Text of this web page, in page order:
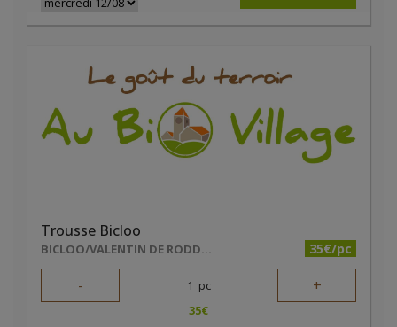
Trousse Bicloo
BICLOO/VALENTIN DE RODDER 35€/pc
- 1 pc +
35€